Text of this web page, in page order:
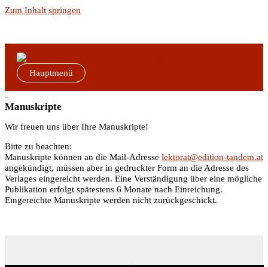
Zum Inhalt springen
Hauptmenü
–
Manuskripte
Wir freuen uns über Ihre Manuskripte!
Bitte zu beachten:
Manuskripte können an die Mail-Adresse lektorat@edition-tandem.at
angekündigt, müssen aber in gedruckter Form an die Adresse des
Verlages eingereicht werden. Eine Verständigung über eine mögliche
Publikation erfolgt spätestens 6 Monate nach Einreichung.
Eingereichte Manuskripte werden nicht zurückgeschickt.